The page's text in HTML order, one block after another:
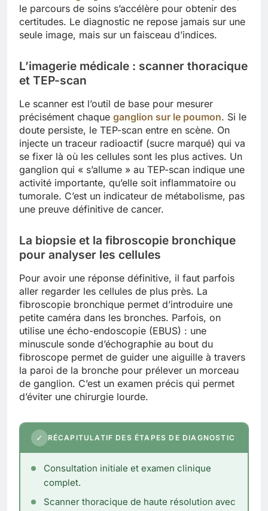
le parcours de soins s’accélère pour obtenir des
certitudes. Le diagnostic ne repose jamais sur une
seule image, mais sur un faisceau d’indices.
L’imagerie médicale : scanner thoracique
et TEP-scan
Le scanner est l’outil de base pour mesurer
précisément chaque ganglion sur le poumon. Si le
doute persiste, le TEP-scan entre en scène. On
injecte un traceur radioactif (sucre marqué) qui va
se fixer là où les cellules sont les plus actives. Un
ganglion qui « s’allume » au TEP-scan indique une
activité importante, qu’elle soit inflammatoire ou
tumorale. C’est un indicateur de métabolisme, pas
une preuve définitive de cancer.
La biopsie et la fibroscopie bronchique
pour analyser les cellules
Pour avoir une réponse définitive, il faut parfois
aller regarder les cellules de plus près. La
fibroscopie bronchique permet d’introduire une
petite caméra dans les bronches. Parfois, on
utilise une écho-endoscopie (EBUS) : une
minuscule sonde d’échographie au bout du
fibroscope permet de guider une aiguille à travers
la paroi de la bronche pour prélever un morceau
de ganglion. C’est un examen précis qui permet
d’éviter une chirurgie lourde.
✓ RÉCAPITULATIF DES ÉTAPES DE DIAGNOSTIC
Consultation initiale et examen clinique
complet.
Scanner thoracique de haute résolution avec